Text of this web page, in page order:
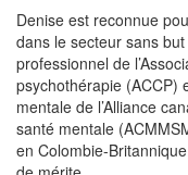
Denise est reconnue
dans le secteur sans
professionnel de
psychothérapie (ACCP)
mentale de l’Alliance
santé mentale
en Colombie-